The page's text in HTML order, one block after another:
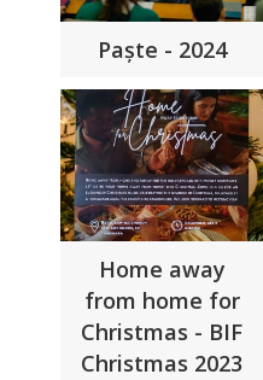
Paște - 2024
Home away
from home for
Christmas - BIF
Christmas 2023